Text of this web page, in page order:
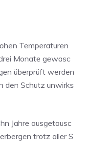
Temperaturen
Monate gewasc
überprüft werden
den Schutz unwirks
Jahre ausgetausc
trotz aller S